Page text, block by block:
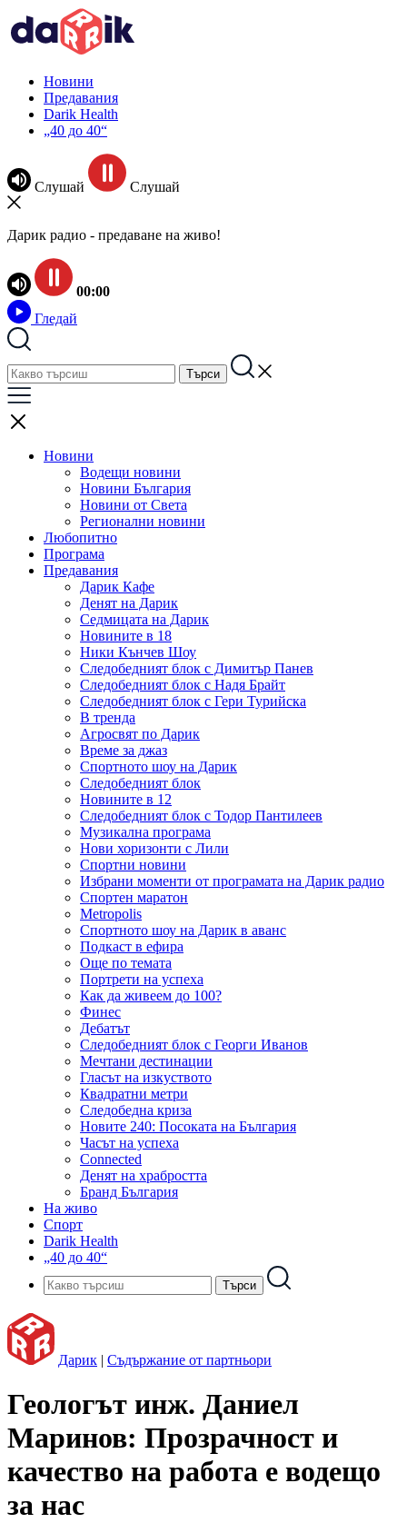
Новини
Предавания
Darik Health
„40 до 40“
Слушай Слушай
Дарик радио - предаване на живо!
00:00
Гледай
Новини
Водещи новини
Новини България
Новини от Света
Регионални новини
Любопитно
Програма
Предавания
Дарик Кафе
Денят на Дарик
Седмицата на Дарик
Новините в 18
Ники Кънчев Шоу
Следобедният блок с Димитър Панев
Следобедният блок с Надя Брайт
Следобедният блок с Гери Турийска
В тренда
Агросвят по Дарик
Време за джаз
Спортното шоу на Дарик
Следобедният блок
Новините в 12
Следобедният блок с Тодор Пантилеев
Музикална програма
Нови хоризонти с Лили
Спортни новини
Избрани моменти от програмата на Дарик радио
Спортен маратон
Metropolis
Спортното шоу на Дарик в аванс
Подкаст в ефира
Още по темата
Портрети на успеха
Как да живеем до 100?
Финес
Дебатът
Следобедният блок с Георги Иванов
Мечтани дестинации
Гласът на изкуството
Квадратни метри
Следобедна криза
Новите 240: Посоката на България
Часът на успеха
Connected
Денят на храбростта
Бранд България
На живо
Спорт
Darik Health
„40 до 40“
Дарик | Съдържание от партньори
Геологът инж. Даниел
Маринов: Прозрачност и
качество на работа е водещо
за нас